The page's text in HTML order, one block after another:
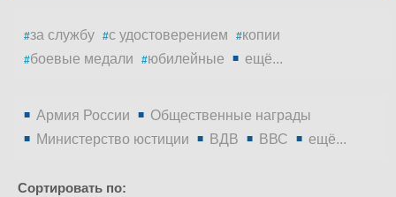
за службу с удостоверением
копии
боевые медали
юбилейные ещё...
Армия России
Общественные награды
Министерство юстиции
ВДВ ВВС ещё...
Сортировать по: